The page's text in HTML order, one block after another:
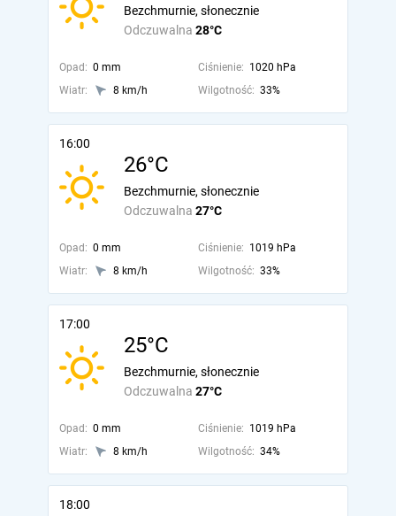
Odczuwalna 28°C
Bezchmurnie, słonecznie
Opad: 0 mm Ciśnienie: 1020 hPa
Wiatr:
8 km/h Wilgotność: 33%
16:00
26°C
Odczuwalna 27°C
Bezchmurnie, słonecznie
Opad: 0 mm Ciśnienie: 1019 hPa
Wiatr:
8 km/h Wilgotność: 33%
17:00
25°C
Odczuwalna 27°C
Bezchmurnie, słonecznie
Opad: 0 mm Ciśnienie: 1019 hPa
Wiatr:
8 km/h Wilgotność: 34%
18:00